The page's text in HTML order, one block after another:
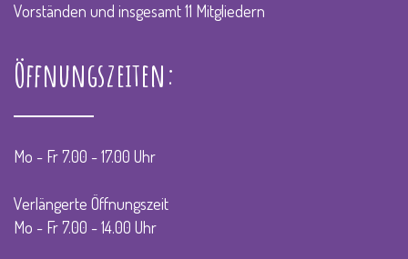
Vorständen und insgesamt 11 Mitgliedern
Öffnungszeiten:
Mo - Fr 7.00 - 17.00 Uhr
Verlängerte Öffnungszeit
Mo - Fr 7.00 - 14.00 Uhr